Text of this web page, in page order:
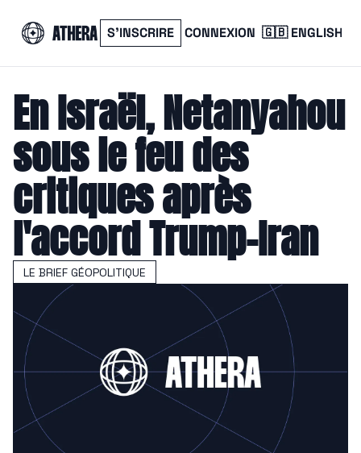
S’INSCRIRE CONNEXION 🇬🇧 ENGLISH
En Israël, Netanyahou
sous le feu des
critiques après
l'accord Trump-Iran
LE BRIEF GÉOPOLITIQUE